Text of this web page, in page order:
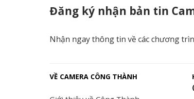
Đăng ký nhận bản tin
Nhận ngay thông tin về các chương
VỀ CAMERA CÔNG THÀNH